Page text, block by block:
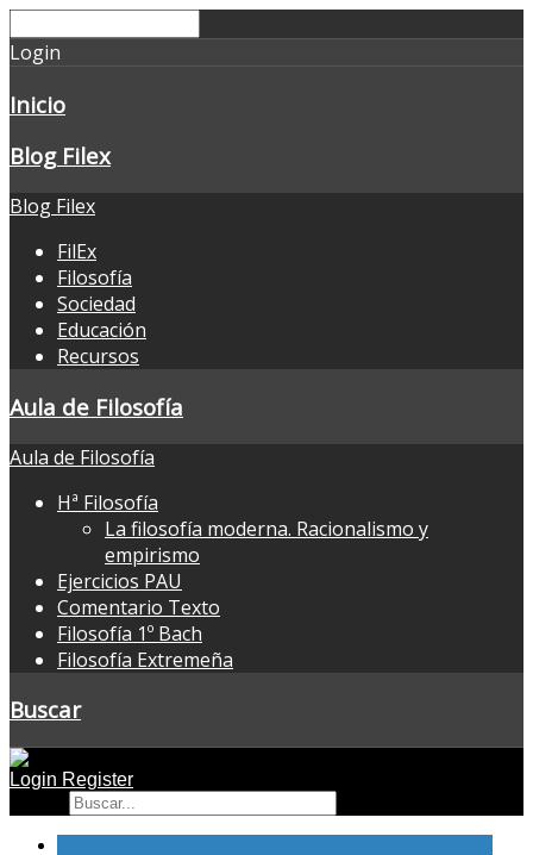
Login
Inicio
Blog Filex
Blog Filex
FilEx
Filosofía
Sociedad
Educación
Recursos
Aula de Filosofía
Aula de Filosofía
Hª Filosofía
La filosofía moderna. Racionalismo y
empirismo
Ejercicios PAU
Comentario Texto
Filosofía 1º Bach
Filosofía Extremeña
Buscar
Login Register